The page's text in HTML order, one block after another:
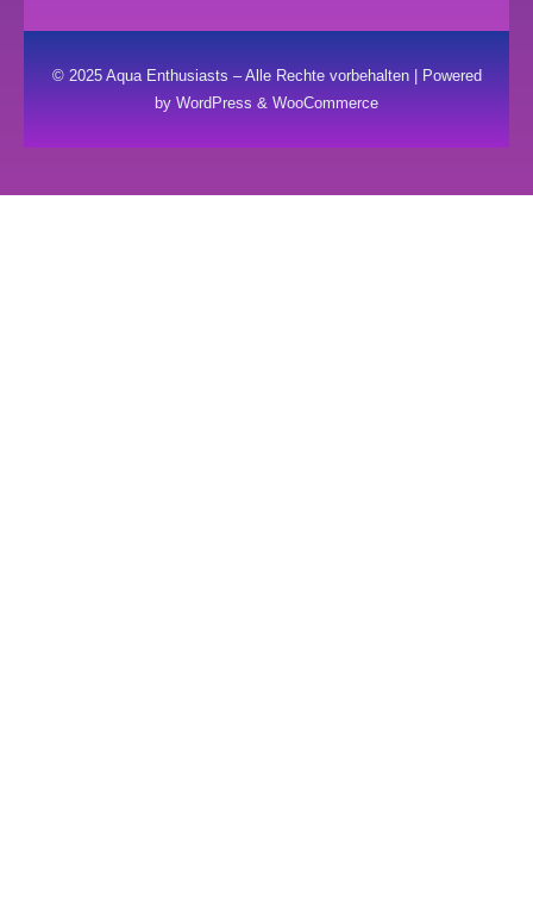
© 2025 Aqua Enthusiasts – Alle Rechte vorbehalten | Powered
by WordPress & WooCommerce